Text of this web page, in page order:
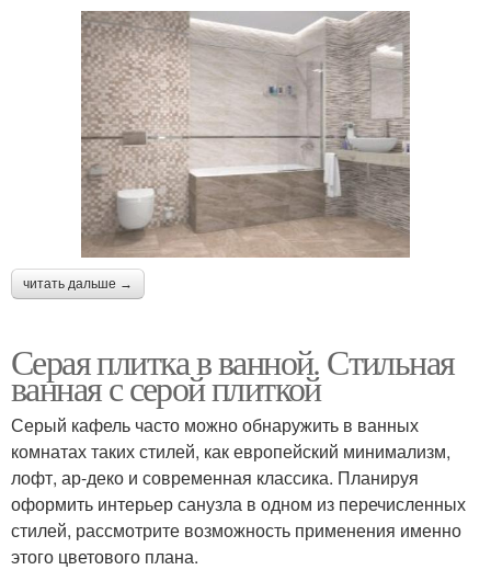
читать дальше →
Серая плитка в ванной. Стильная
ванная с серой плиткой
Серый кафель часто можно обнаружить в ванных
комнатах таких стилей, как европейский минимализм,
лофт, ар-деко и современная классика. Планируя
оформить интерьер санузла в одном из перечисленных
стилей, рассмотрите возможность применения именно
этого цветового плана.